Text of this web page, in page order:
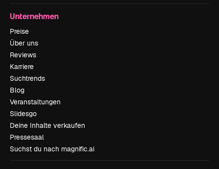
Unternehmen
Preise
Über uns
Reviews
Karriere
Suchtrends
Blog
Veranstaltungen
Slidesgo
Deine Inhalte verkaufen
Pressesaal
Suchst du nach magnific.ai